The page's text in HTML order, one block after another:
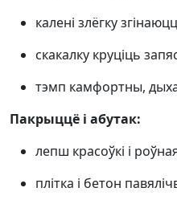
калені злёгку
скакалку круціць
тэмп камфортны,
Пакрыццё і абутак:
лепш красоўкі і
плітка і бетон